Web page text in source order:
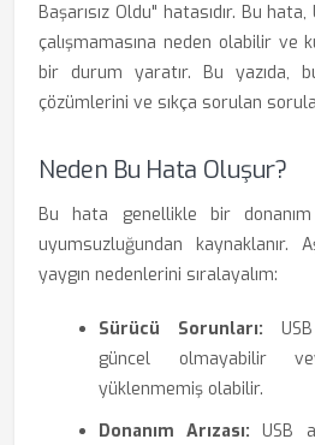
Başarısız Oldu" hatasıdır. Bu hata,
çalışmamasına neden olabilir ve
bir durum yaratır. Bu yazıda,
çözümlerini ve sıkça sorulan
Neden Bu Hata Oluşur?
Bu hata genellikle bir
uyumsuzluğundan kaynaklanır.
yaygın nedenlerini sıralayalım:
Sürücü Sorunları:
güncel olmayabilir
yüklenmemiş olabilir.
Donanım Arızası: USB